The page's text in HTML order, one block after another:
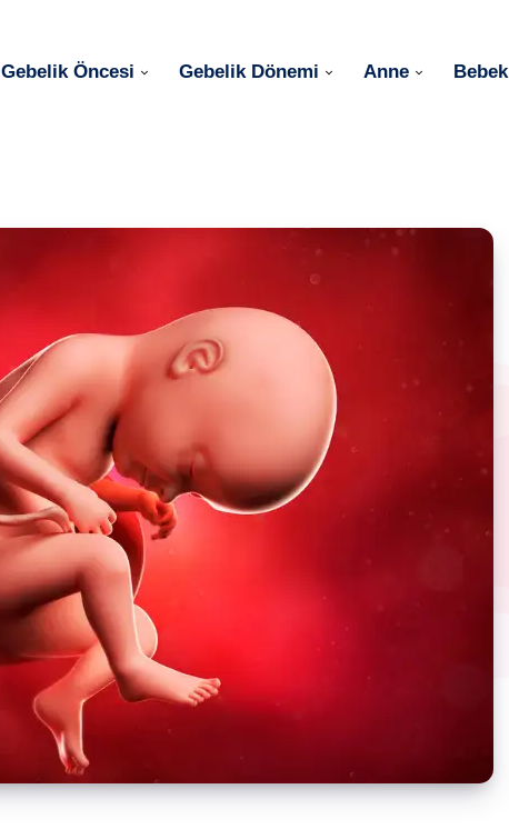
Gebelik Öncesi Gebelik Dönemi Anne Bebek